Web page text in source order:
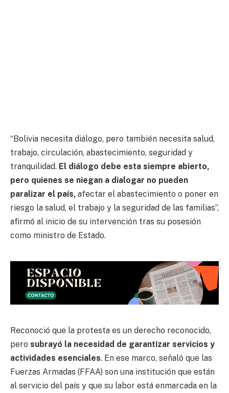
“Bolivia necesita diálogo, pero también necesita salud,
trabajo, circulación, abastecimiento, seguridad y
tranquilidad. El diálogo debe esta siempre abierto,
pero quienes se niegan a dialogar no pueden
paralizar el país, afectar el abastecimiento o poner en
riesgo la salud, el trabajo y la seguridad de las familias”,
afirmó al inicio de su intervención tras su posesión
como ministro de Estado.
Reconoció que la protesta es un derecho reconocido,
pero subrayó la necesidad de garantizar servicios y
actividades esenciales. En ese marco, señaló que las
Fuerzas Armadas (FFAA) son una institución que están
al servicio del país y que su labor está enmarcada en la